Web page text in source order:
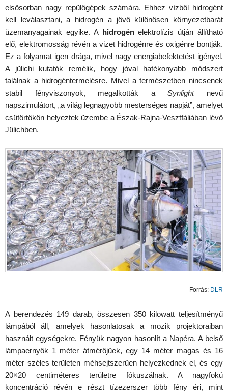
elsősorban nagy repülőgépek számára. Ehhez vízből hidrogént
kell leválasztani, a hidrogén a jövő különösen környezetbarát
üzemanyagainak egyike. A hidrogénelektrolízis útján állítható
elő, elektromosság révén a vizet hidrogénre és oxigénre bontják.
Ez a folyamat igen drága, mivel nagy energiabefektetést igényel.
A jülichi kutatók remélik, hogy jóval hatékonyabb módszert
találnak a hidrogéntermelésre. Mivel a természetben nincsenek
stabil fényviszonyok, megalkották aSynlightnevű
napszimulátort, „a világ legnagyobb mesterséges napját”, amelyet
csütörtökön helyeztek üzembe a Észak-Rajna-Vesztfáliában lévő
Jülichben.
Forrás: DLR
A berendezés 149 darab, összesen 350 kilowatt teljesítményű
lámpából áll, amelyek hasonlatosak a mozik projektoraiban
használt egységekre. Fényük nagyon hasonlít a Napéra. A belső
lámpaernyők 1 méter átmérőjűek, egy 14 méter magas és 16
méter széles területen méhsejtszerűen helyezkednek el, és egy
20×20 centiméteres területre fókuszálnak. A nagyfokú
koncentráció révén e részt tízezerszer több fény éri, mint